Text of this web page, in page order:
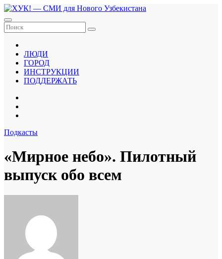
Перейти
к
содержанию
ЛЮДИ
ГОРОД
ИНСТРУКЦИИ
ПОДДЕРЖАТЬ
Подкасты
«Мирное небо». Пилотный
выпуск обо всем